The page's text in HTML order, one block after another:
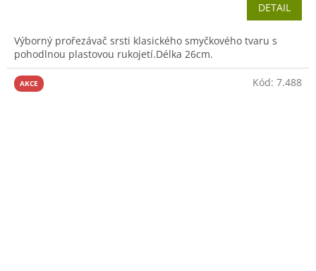
DETAIL
Výborný prořezávač srsti klasického smyčkového tvaru s
pohodlnou plastovou rukojetí.Délka 26cm.
AKCE Kód: 7.488